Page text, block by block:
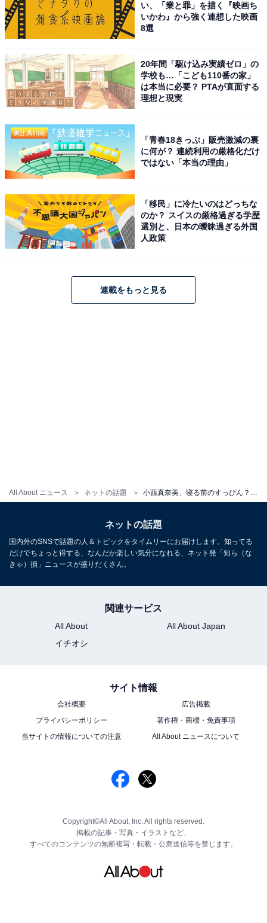
All About ニュース ネットの話題
い、「業と罪」を描く『映画ち
いかわ』から強く連想した映画
8選
20年間「駆け込み実績ゼロ」の
学校も…「こども110番の家」
は本当に必要？ PTAが直面する
理想と現実
「青春18きっぷ」販売激減の裏
に何が？ 連続利用の厳格化だけ
ではない「本当の理由」
「移民」に冷たいのはどっちな
のか？ スイスの厳格過ぎる学歴
選別と、日本の曖昧過ぎる外国
人政策
連載をもっと見る
ネットの話題
国内外のSNSで話題の人＆トピックをタイムリーにお届けします。知ってる
だけでちょっと得する、なんだか楽しい気分になれる、ネット発「知ら（な
きゃ）損」ニュースが盛りだくさん。
関連サービス
All About
All About Japan
イチオシ
サイト情報
会社概要
広告掲載
プライバシーポリシー
著作権・商標・免責事項
当サイトの情報についての注意
All About ニュースについて
Copyright©All About, Inc. All rights reserved.
掲載の記事・写真・イラストなど、
すべてのコンテンツの無断複写・転載・公衆送信等を禁じます。